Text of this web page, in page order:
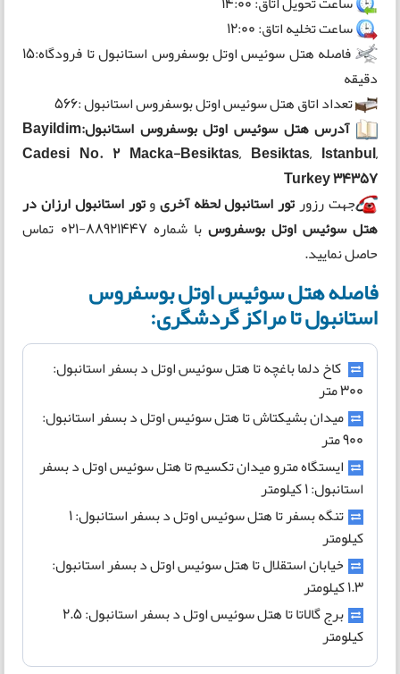
ساعت تخلیه اتاق: 12:00
فاصله هتل سوئیس اوتل بوسفروس استانبول تا فرودگاه:15
دقیقه
تعداد اتاق هتل سوئیس اوتل بوسفروس استانبول :566
آدرس هتل سوئیس اوتل بوسفروس استانبول:Bayildim
Cadesi No. 2 Macka-Besiktas, Besiktas, Istanbul,
Turkey 34357
جهت رزورتور استانبول لحظه آخریوتور استانبول ارزان در
هتل سوئیس اوتل بوسفروس
با شماره 88921447-021 تماس
حاصل نمایید.
فاصله هتل سوئیس اوتل بوسفروس
استانبول تا مراکز گردشگری:
کاخ دلما باغچه تا هتل سوئیس اوتل د بسفر استانبول:
۳۰۰ متر
میدان بشیکتاش تا هتل سوئیس اوتل د بسفر استانبول:
۹۰۰ متر
ایستگاه مترو میدان تکسیم تا هتل سوئیس اوتل د بسفر
استانبول: ۱ کیلومتر
تنگه بسفر تا هتل سوئیس اوتل د بسفر استانبول: ۱
کیلومتر
خیابان استقلال تا هتل سوئیس اوتل د بسفر استانبول:
۱.۳ کیلومتر
برج گالاتا تا هتل سوئیس اوتل د بسفر استانبول: ۲.۵
کیلومتر